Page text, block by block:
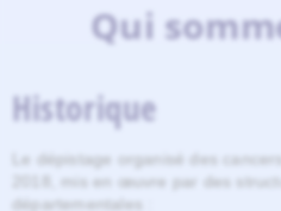
Qui
Historique
Le dépistage organisé des
2018, mis en œuvre par des
départementales :